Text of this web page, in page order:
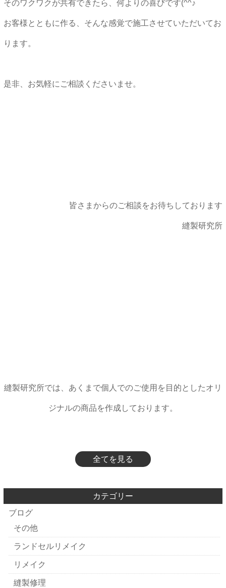
そのワクワクが共有できたら、何よりの喜びです(^^♪
お客様とともに作る、そんな感覚で施工させていただいてお
ります。
是非、お気軽にご相談くださいませ。
皆さまからのご相談をお待ちしております
縫製研究所
縫製研究所では、あくまで個人でのご使用を目的としたオリ
ジナルの商品を作成しております。
全てを見る
カテゴリー
ブログ
その他
ランドセルリメイク
リメイク
縫製修理